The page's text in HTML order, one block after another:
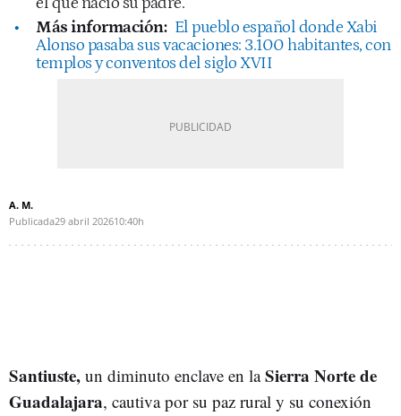
Más información: El pueblo español donde Xabi
Alonso pasaba sus vacaciones: 3.100 habitantes, con
templos y conventos del siglo XVII
A. M.
Publicada29 abril 202610:40h
Santiuste, un diminuto enclave en laSierra Norte de
Guadalajara, cautiva por su paz rural y su conexión